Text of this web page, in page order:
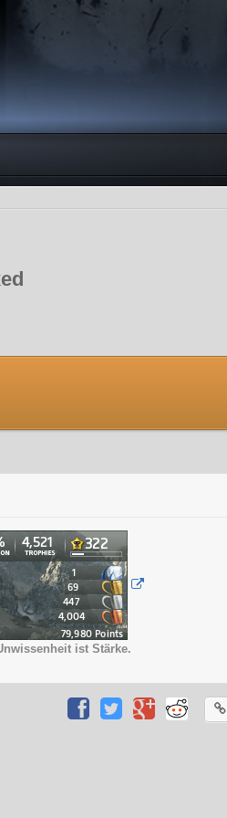
ist Stärke.